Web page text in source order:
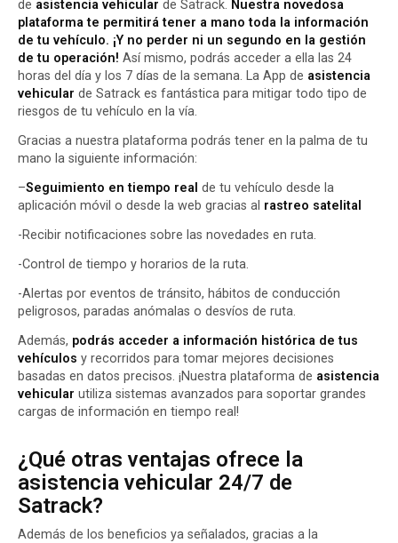
de asistencia vehicular de Satrack. Nuestra novedosa
plataforma te permitirá tener a mano toda la información
de tu vehículo. ¡Y no perder ni un segundo en la gestión
de tu operación! Así mismo, podrás acceder a ella las 24
horas del día y los 7 días de la semana. La App de asistencia
vehicular de Satrack es fantástica para mitigar todo tipo de
riesgos de tu vehículo en la vía.
Gracias a nuestra plataforma podrás tener en la palma de tu
mano la siguiente información:
–Seguimiento en tiempo real de tu vehículo desde la
aplicación móvil o desde la web gracias al rastreo satelital
-Recibir notificaciones sobre las novedades en ruta.
-Control de tiempo y horarios de la ruta.
-Alertas por eventos de tránsito, hábitos de conducción
peligrosos, paradas anómalas o desvíos de ruta.
Además, podrás acceder a información histórica de tus
vehículos y recorridos para tomar mejores decisiones
basadas en datos precisos. ¡Nuestra plataforma de asistencia
vehicular utiliza sistemas avanzados para soportar grandes
cargas de información en tiempo real!
¿Qué otras ventajas ofrece la
asistencia vehicular 24/7 de
Satrack?
Además de los beneficios ya señalados, gracias a la